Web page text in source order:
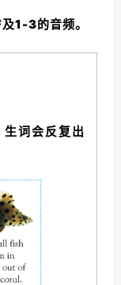
1-3的音频。
词会反复出